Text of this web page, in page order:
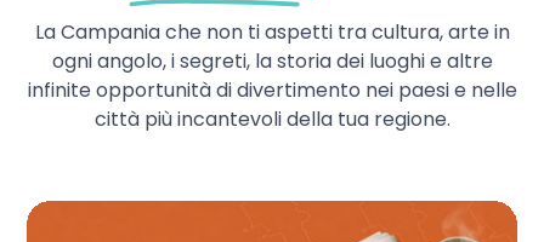
La Campania che non ti aspetti tra cultura, arte in
ogni angolo, i segreti, la storia dei luoghi e altre
infinite opportunità di divertimento nei paesi e nelle
città più incantevoli della tua regione.